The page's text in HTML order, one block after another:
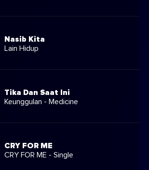
Nasib Kita
Lain Hidup
Tika Dan Saat Ini
Keunggulan - Medicine
CRY FOR ME
CRY FOR ME - Single